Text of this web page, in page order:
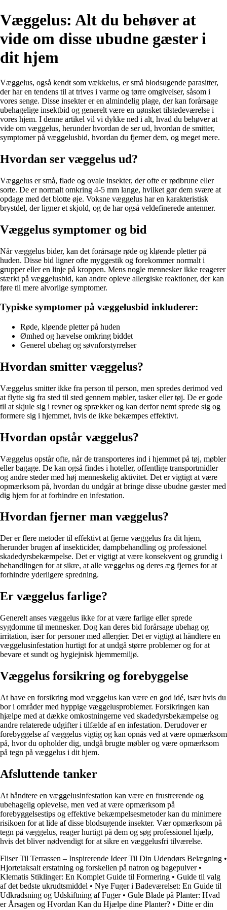
Væggelus: Alt du behøver at
vide om disse ubudne gæster i
dit hjem
Væggelus, også kendt som vækkelus, er små blodsugende parasitter,
der har en tendens til at trives i varme og tørre omgivelser, såsom i
vores senge. Disse insekter er en almindelig plage, der kan forårsage
ubehagelige insektbid og generelt være en uønsket tilstedeværelse i
vores hjem. I denne artikel vil vi dykke ned i alt, hvad du behøver at
vide om væggelus, herunder hvordan de ser ud, hvordan de smitter,
symptomer på væggelusbid, hvordan du fjerner dem, og meget mere.
Hvordan ser væggelus ud?
Væggelus er små, flade og ovale insekter, der ofte er rødbrune eller
sorte. De er normalt omkring 4-5 mm lange, hvilket gør dem svære at
opdage med det blotte øje. Voksne væggelus har en karakteristisk
brystdel, der ligner et skjold, og de har også veldefinerede antenner.
Væggelus symptomer og bid
Når væggelus bider, kan det forårsage røde og kløende pletter på
huden. Disse bid ligner ofte myggestik og forekommer normalt i
grupper eller en linje på kroppen. Mens nogle mennesker ikke reagerer
stærkt på væggelusbid, kan andre opleve allergiske reaktioner, der kan
føre til mere alvorlige symptomer.
Typiske symptomer på væggelusbid inkluderer:
Røde, kløende pletter på huden
Ømhed og hævelse omkring biddet
Generel ubehag og søvnforstyrrelser
Hvordan smitter væggelus?
Væggelus smitter ikke fra person til person, men spredes derimod ved
at flytte sig fra sted til sted gennem møbler, tasker eller tøj. De er gode
til at skjule sig i revner og sprækker og kan derfor nemt sprede sig og
formere sig i hjemmet, hvis de ikke bekæmpes effektivt.
Hvordan opstår væggelus?
Væggelus opstår ofte, når de transporteres ind i hjemmet på tøj, møbler
eller bagage. De kan også findes i hoteller, offentlige transportmidler
og andre steder med høj menneskelig aktivitet. Det er vigtigt at være
opmærksom på, hvordan du undgår at bringe disse ubudne gæster med
dig hjem for at forhindre en infestation.
Hvordan fjerner man væggelus?
Der er flere metoder til effektivt at fjerne væggelus fra dit hjem,
herunder brugen af insekticider, dampbehandling og professionel
skadedyrsbekæmpelse. Det er vigtigt at være konsekvent og grundig i
behandlingen for at sikre, at alle væggelus og deres æg fjernes for at
forhindre yderligere spredning.
Er væggelus farlige?
Generelt anses væggelus ikke for at være farlige eller sprede
sygdomme til mennesker. Dog kan deres bid forårsage ubehag og
irritation, især for personer med allergier. Det er vigtigt at håndtere en
væggelusinfestation hurtigt for at undgå større problemer og for at
bevare et sundt og hygiejnisk hjemmemiljø.
Væggelus forsikring og forebyggelse
At have en forsikring mod væggelus kan være en god idé, især hvis du
bor i områder med hyppige væggelusproblemer. Forsikringen kan
hjælpe med at dække omkostningerne ved skadedyrsbekæmpelse og
andre relaterede udgifter i tilfælde af en infestation. Derudover er
forebyggelse af væggelus vigtig og kan opnås ved at være opmærksom
på, hvor du opholder dig, undgå brugte møbler og være opmærksom
på tegn på væggelus i dit hjem.
Afsluttende tanker
At håndtere en væggelusinfestation kan være en frustrerende og
ubehagelig oplevelse, men ved at være opmærksom på
forebyggelsestips og effektive bekæmpelsesmetoder kan du minimere
risikoen for at lide af disse blodsugende insekter. Vær opmærksom på
tegn på væggelus, reager hurtigt på dem og søg professionel hjælp,
hvis det bliver nødvendigt for at sikre en væggelusfri tilværelse.
Fliser Til Terrassen – Inspirerende Ideer Til Din Udendørs Belægning •
Hjortetaksalt erstatning og forskellen på natron og bagepulver•
Klematis Stiklinger: En Komplet Guide til Formering • Guide til valg
af det bedste ukrudtsmiddel • Nye Fuger i Badeværelset: En Guide til
Udkradsning og Udskiftning af Fuger• Gule Blade på Planter: Hvad
er Årsagen og Hvordan Kan du Hjælpe dine Planter? • Ditte er din